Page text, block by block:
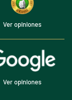
Ver opiniones
Ver opiniones